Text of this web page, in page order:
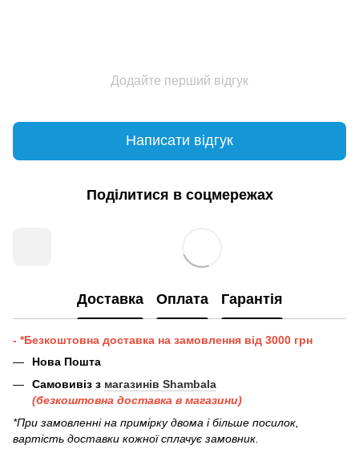
Додайте перший відгук
Написати відгук
Поділитися в соцмережах
Доставка Оплата Гарантія
- *Безкоштовна доставка на замовлення від 3000 грн
Нова Пошта
Самовивіз з магазинів Shambala
(безкоштовна доставка в магазини)
*При замовленні на примірку двома і більше посилок,
вартість доставки кожної сплачує замовник.